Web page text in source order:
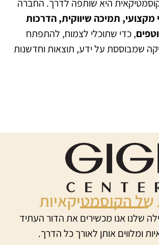
היא שותפה לדרך. החברה
מקצועי, תמיכה שיווקית, הדרכות
, כדי שתוכלי לצמוח, להתפתח
שמבוססת על ידע, תוצאות וחדשנות
של הקוסמטיקאיות
שלנו אנו מכשירים את הדור העתיד
ומלווים אותן לאורך כל הדרך.